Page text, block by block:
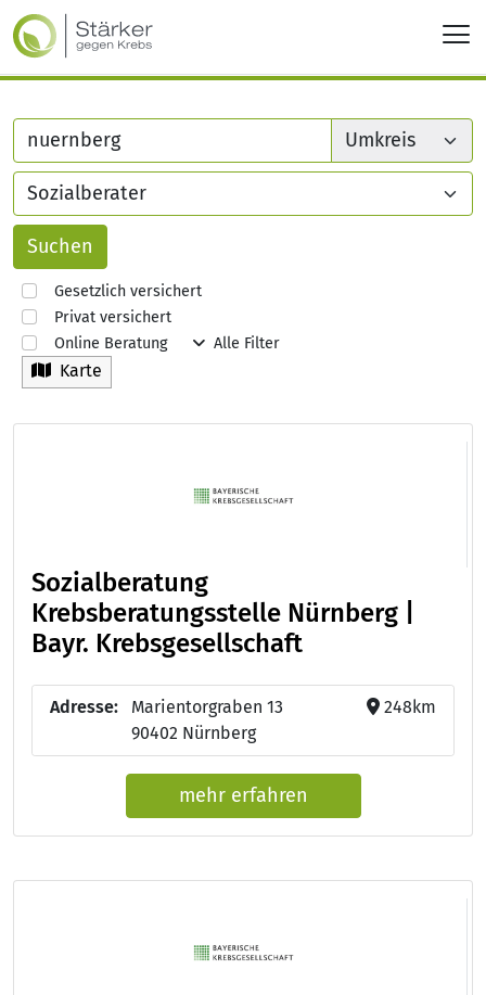
Gesetzlich versichert
Privat versichert
Online Beratung
Alle Filter
Karte
Sozialberatung
Krebsberatungsstelle Nürnberg |
Bayr. Krebsgesellschaft
Adresse:
Marientorgraben 13
90402 Nürnberg
248km
mehr erfahren